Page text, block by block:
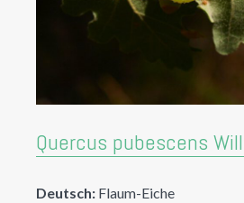
Quercus pubescens
Deutsch: Flaum-Eiche